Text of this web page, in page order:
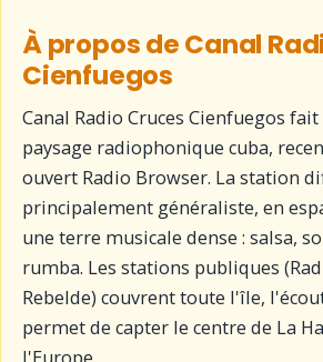
À propos de Canal
Cienfuegos
Canal Radio Cruces Cienfuegos
paysage radiophonique cuba,
ouvert Radio Browser. La station
principalement généraliste, en
une terre musicale dense : salsa,
rumba. Les stations publiques
Rebelde) couvrent toute l'île,
permet de capter le centre de La